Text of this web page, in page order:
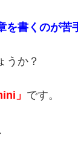
を書くのが
うか？
」 です。